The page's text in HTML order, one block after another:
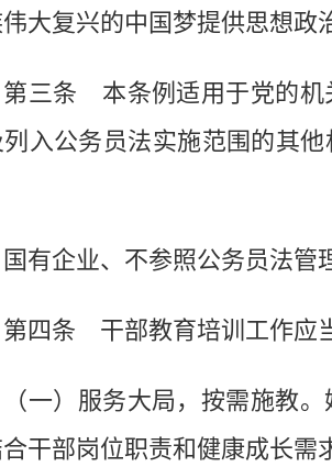
大复兴的中国梦提供思想政
条 本条例适用于党的机关
入公务员法实施范围的其
企业、不参照公务员法管理
条 干部教育培训工作应当
）服务大局，按需施教。
干部岗位职责和健康成长需